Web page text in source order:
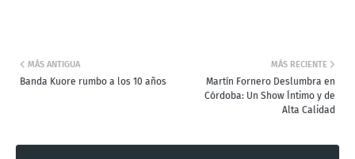
MÁS RECIENTE
Martín Fornero Deslumbra en
Córdoba: Un Show Íntimo y de
Alta Calidad
MÁS ANTIGUA
Banda Kuore rumbo a los 10 años